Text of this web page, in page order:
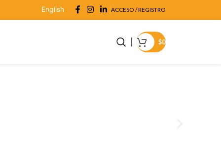
English ACCESO / REGISTRO
$0